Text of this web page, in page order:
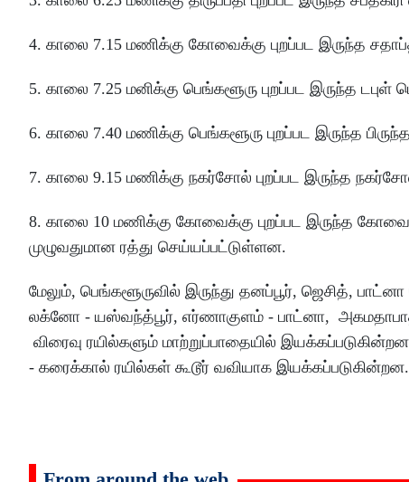
4. காலை 7.15 மணிக்கு கோவைக்கு புறப்பட இருந்த
5. காலை 7.25 மனிக்கு பெங்களூரு புறப்பட இருந்த டபுள்
6. காலை 7.40 மணிக்கு பெங்களூரு புறப்பட இருந்த
7. காலை 9.15 மணிக்கு நகர்சோல் புறப்பட இருந்த
8. காலை 10 மணிக்கு கோவைக்கு புறப்பட இருந்த
முழுவதுமான ரத்து செய்யப்பட்டுள்ளன.
மேலும், பெங்களூருவில் இருந்து தனப்பூர், ஜெசித்,
லக்னோ - யஸ்வந்த்பூர், எர்ணாகுளம் - பாட்னா,
விரைவு ரயில்களும் மாற்றுப்பாதையில்
- கரைக்கால் ரயில்கள் கூடூர் வவியாக இயக்கப்படுகின்றன.